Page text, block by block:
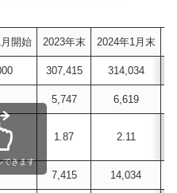
開始 2023年末 2024年1月末
307,415 314,034
5,747 6,619
1.87 2.11
7,415 14,034
できます